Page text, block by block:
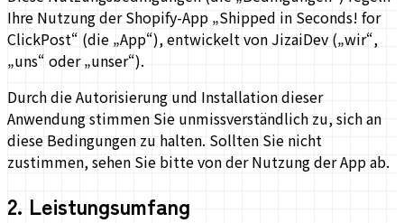
Ihre Nutzung der Shopify-App „Shipped in Seconds! for
ClickPost“ (die „App“), entwickelt von JizaiDev („wir“,
„uns“ oder „unser“).
Durch die Autorisierung und Installation dieser
Anwendung stimmen Sie unmissverständlich zu, sich an
diese Bedingungen zu halten. Sollten Sie nicht
zustimmen, sehen Sie bitte von der Nutzung der App ab.
2. Leistungsumfang